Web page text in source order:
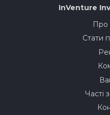
InVenture
Про
Стати
Часті